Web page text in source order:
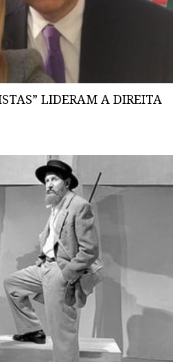
LIDERAM A DIREITA